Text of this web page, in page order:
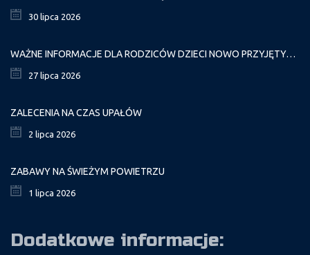
30 lipca 2026
WAŻNE INFORMACJE DLA RODZICÓW DZIECI NOWO PRZYJĘTYCH GR. I
27 lipca 2026
ZALECENIA NA CZAS UPAŁÓW
2 lipca 2026
ZABAWY NA ŚWIEŻYM POWIETRZU
1 lipca 2026
Dodatkowe informacje: